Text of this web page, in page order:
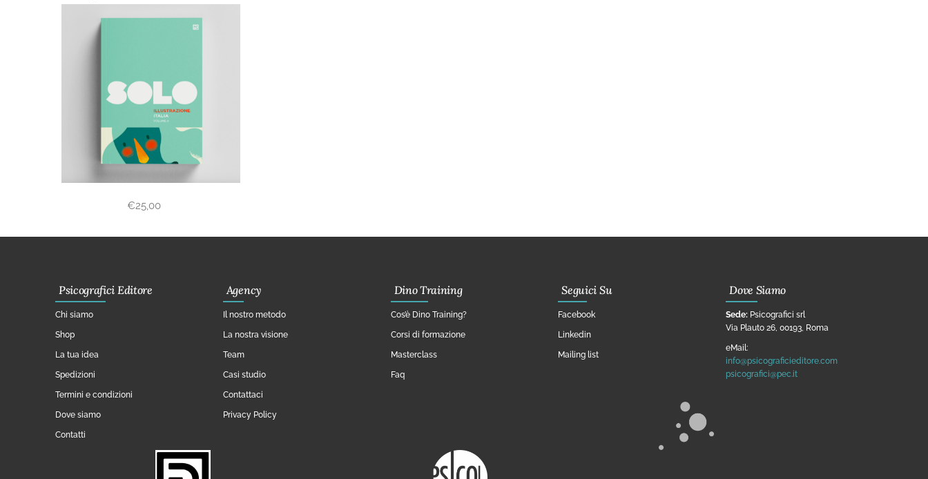
€25,00
Psicografici Editore
Chi siamo
Shop
La tua idea
Spedizioni
Termini e condizioni
Dove siamo
Contatti
Agency
Il nostro metodo
La nostra visione
Team
Casi studio
Contattaci
Privacy Policy
Dino Training
Cos’è Dino Training?
Corsi di formazione
Masterclass
Faq
Seguici Su
Facebook
Linkedin
Mailing list
Dove Siamo
Sede: Psicografici srl
Via Plauto 26, 00193, Roma
eMail:
info@psicograficieditore.com
psicografici@pec.it